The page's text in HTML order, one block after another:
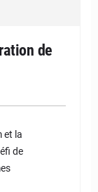
de
et la
de